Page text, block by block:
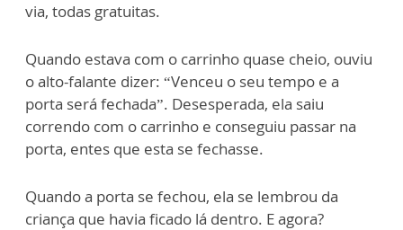
via, todas gratuitas.
Quando estava com o carrinho quase cheio, ouviu
o alto-falante dizer: “Venceu o seu tempo e a
porta será fechada”. Desesperada, ela saiu
correndo com o carrinho e conseguiu passar na
porta, entes que esta se fechasse.
Quando a porta se fechou, ela se lembrou da
criança que havia ficado lá dentro. E agora?